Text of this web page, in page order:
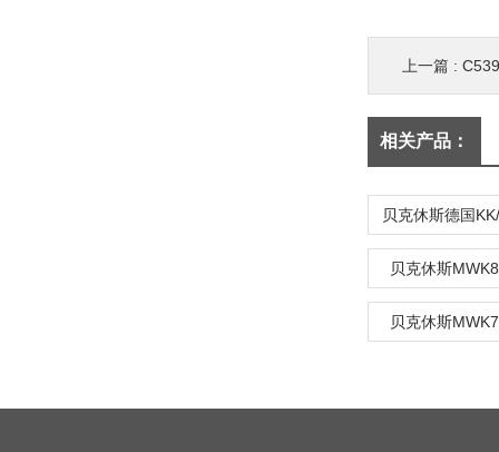
上一篇 :
相关产品：
贝克休斯
贝克休斯